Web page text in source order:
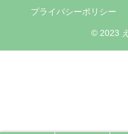
プライバシーポリシー
© 2023